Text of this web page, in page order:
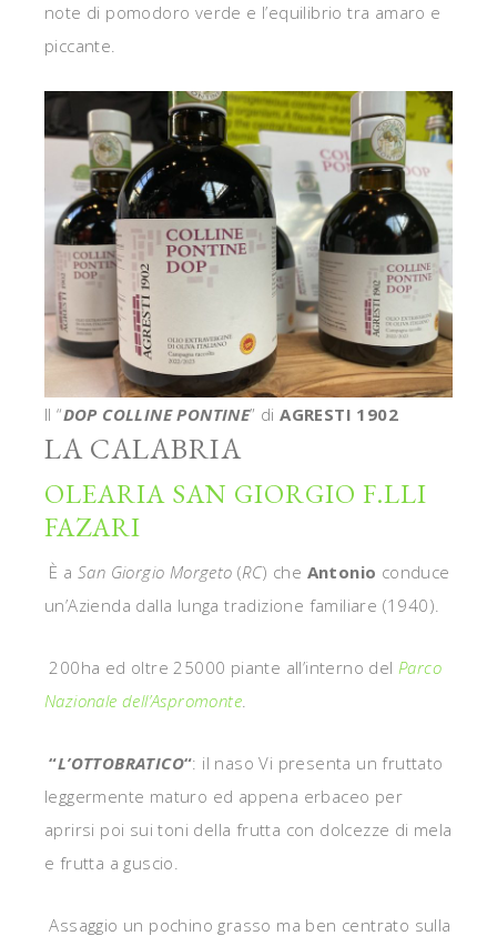
note di pomodoro verde e l’equilibrio tra amaro e
piccante.
Il “DOP COLLINE PONTINE” diAGRESTI 1902
LA CALABRIA
OLEARIA SAN GIORGIO F.LLI
FAZARI
È a San Giorgio Morgeto (RC) che Antonio conduce
un’Azienda dalla lunga tradizione familiare (1940).
200ha ed oltre 25000 piante all’interno del Parco
Nazionale dell’Aspromonte.
“L’OTTOBRATICO“: il naso Vi presenta un fruttato
leggermente maturo ed appena erbaceo per
aprirsi poi sui toni della frutta con dolcezze di mela
e frutta a guscio.
Assaggio un pochino grasso ma ben centrato sulla